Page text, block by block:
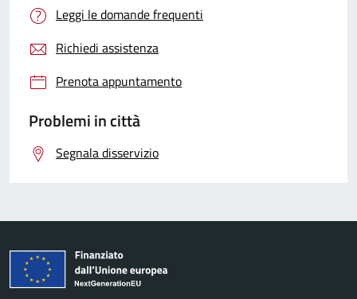
Leggi le domande frequenti
Richiedi assistenza
Prenota appuntamento
Problemi in città
Segnala disservizio